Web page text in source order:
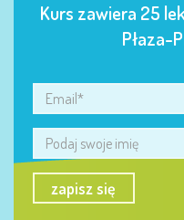
Kurs zawiera 25
Płaza-
zapisz się